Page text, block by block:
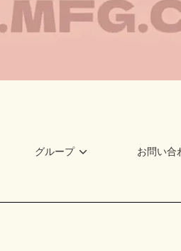
グループ お問い合